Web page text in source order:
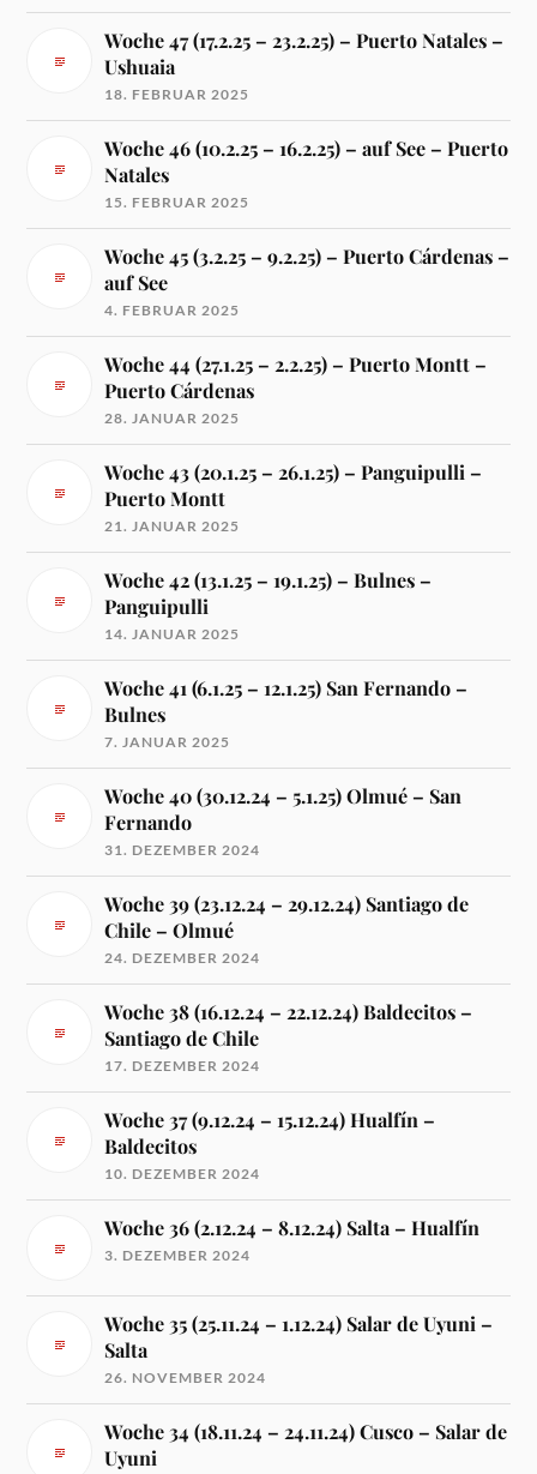
Woche 47 (17.2.25 – 23.2.25) – Puerto Natales –
Ushuaia
18. FEBRUAR 2025
Woche 46 (10.2.25 – 16.2.25) – auf See – Puerto
Natales
15. FEBRUAR 2025
Woche 45 (3.2.25 – 9.2.25) – Puerto Cárdenas –
auf See
4. FEBRUAR 2025
Woche 44 (27.1.25 – 2.2.25) – Puerto Montt –
Puerto Cárdenas
28. JANUAR 2025
Woche 43 (20.1.25 – 26.1.25) – Panguipulli –
Puerto Montt
21. JANUAR 2025
Woche 42 (13.1.25 – 19.1.25) – Bulnes –
Panguipulli
14. JANUAR 2025
Woche 41 (6.1.25 – 12.1.25) San Fernando –
Bulnes
7. JANUAR 2025
Woche 40 (30.12.24 – 5.1.25) Olmué – San
Fernando
31. DEZEMBER 2024
Woche 39 (23.12.24 – 29.12.24) Santiago de
Chile – Olmué
24. DEZEMBER 2024
Woche 38 (16.12.24 – 22.12.24) Baldecitos –
Santiago de Chile
17. DEZEMBER 2024
Woche 37 (9.12.24 – 15.12.24) Hualfín –
Baldecitos
10. DEZEMBER 2024
Woche 36 (2.12.24 – 8.12.24) Salta – Hualfín
3. DEZEMBER 2024
Woche 35 (25.11.24 – 1.12.24) Salar de Uyuni –
Salta
26. NOVEMBER 2024
Woche 34 (18.11.24 – 24.11.24) Cusco – Salar de
Uyuni